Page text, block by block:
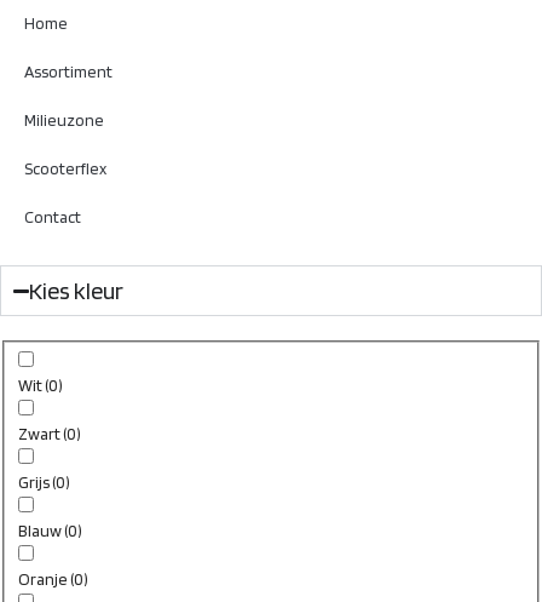
Home
Assortiment
Milieuzone
Scooterflex
Contact
Kies kleur
Wit(0)
Zwart(0)
Grijs(0)
Blauw(0)
Oranje(0)